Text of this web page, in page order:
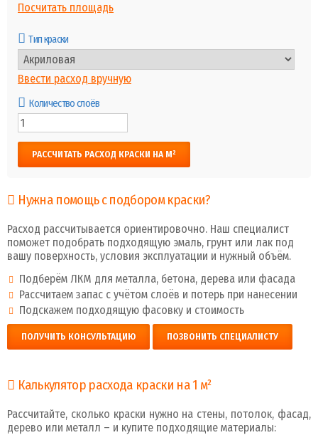
Посчитать площадь
Тип краски
Ввести расход вручную
Количество слоёв
РАССЧИТАТЬ РАСХОД КРАСКИ НА М²
Нужна помощь с подбором краски?
Расход рассчитывается ориентировочно. Наш специалист
поможет подобрать подходящую эмаль, грунт или лак под
вашу поверхность, условия эксплуатации и нужный объём.
Подберём ЛКМ для металла, бетона, дерева или фасада
Рассчитаем запас с учётом слоёв и потерь при нанесении
Подскажем подходящую фасовку и стоимость
ПОЛУЧИТЬ КОНСУЛЬТАЦИЮ ПОЗВОНИТЬ СПЕЦИАЛИСТУ
Калькулятор расхода краски на 1 м²
Рассчитайте, сколько краски нужно на стены, потолок, фасад,
дерево или металл – и купите подходящие материалы: